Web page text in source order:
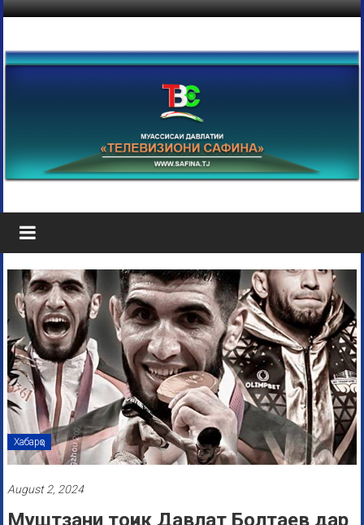
Хабарҳо
August 2, 2024
Муштзани тоҷик Давлат Болтаев дар